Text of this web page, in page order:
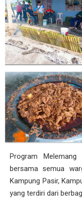
Program
bersama semua
Kampung Pasir,
yang terdiri dari